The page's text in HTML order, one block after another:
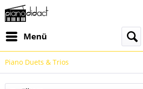
Menü
Piano Duets & Trios